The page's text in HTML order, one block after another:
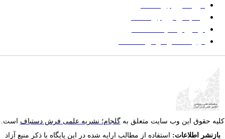
فرایند ارزیابی مقاله
زمانبندی ارزیابی مقاله
توضیح وضعیت مقالات
فهرست موضوعی مقاله‌ها
حقوق این وب سایت متعلق بهگلجام؛ نشریه علمی فرش دستبافاست.
اطلاعات:استفاده از مطالب ارایه شده در این پایگاه با ذکر منبع آزاد